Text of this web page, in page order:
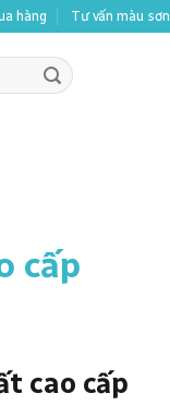
hàng Tư vấn màu sơn
cấp
cao cấp